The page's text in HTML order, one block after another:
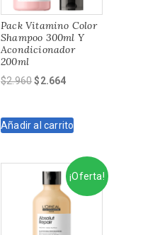
Pack Vitamino Color
Shampoo 300ml Y
Acondicionador
200ml
$2.960El
era:
$2.664El
es:
Añadir al carrito
¡Oferta!